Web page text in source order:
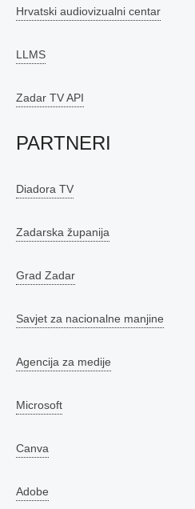
Hrvatski audiovizualni centar
LLMS
Zadar TV API
PARTNERI
Diadora TV
Zadarska županija
Grad Zadar
Savjet za nacionalne manjine
Agencija za medije
Microsoft
Canva
Adobe